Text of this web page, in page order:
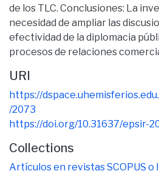
de los TLC. Conclusiones: La
necesidad de ampliar las
efectividad de la diplomacia
procesos de relaciones
URI
https://
/2073
https://doi.org/10.31637/epsir-
Collections
Artículos en revistas SCOPUS o